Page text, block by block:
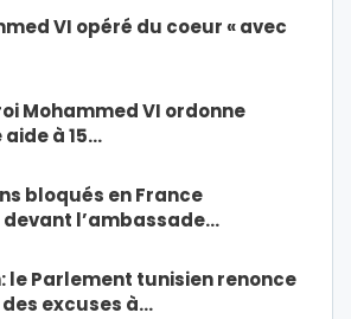
VI opéré du coeur « avec
Mohammed VI ordonne
aide à 15…
bloqués en France
l’ambassade…
le Parlement tunisien renonce
excuses à…